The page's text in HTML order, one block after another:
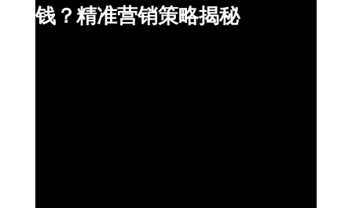
钱？精准营销策略揭秘